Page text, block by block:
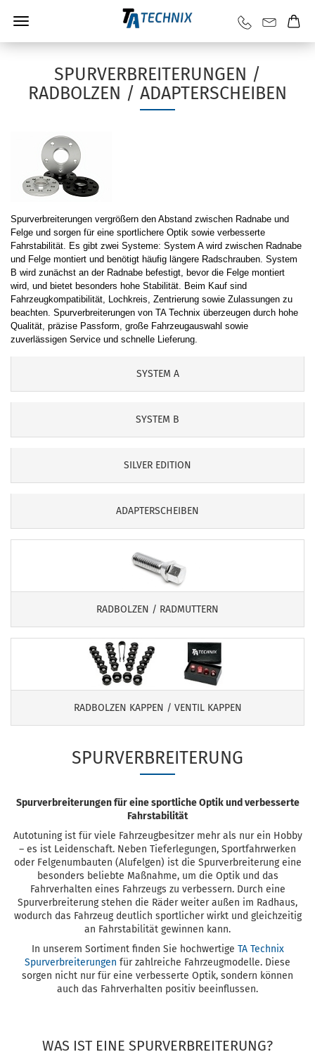
SPURVERBREITERUNGEN /
RADBOLZEN / ADAPTERSCHEIBEN
Spurverbreiterungen vergrößern den Abstand zwischen Radnabe und
Felge und sorgen für eine sportlichere Optik sowie verbesserte
Fahrstabilität. Es gibt zwei Systeme: System A wird zwischen Radnabe
und Felge montiert und benötigt häufig längere Radschrauben. System
B wird zunächst an der Radnabe befestigt, bevor die Felge montiert
wird, und bietet besonders hohe Stabilität. Beim Kauf sind
Fahrzeugkompatibilität, Lochkreis, Zentrierung sowie Zulassungen zu
beachten. Spurverbreiterungen von TA Technix überzeugen durch hohe
Qualität, präzise Passform, große Fahrzeugauswahl sowie
zuverlässigen Service und schnelle Lieferung.
SYSTEM A
SYSTEM B
SILVER EDITION
ADAPTERSCHEIBEN
RADBOLZEN / RADMUTTERN
RADBOLZEN KAPPEN / VENTIL KAPPEN
SPURVERBREITERUNG
Spurverbreiterungen für eine sportliche Optik und verbesserte
Fahrstabilität
Autotuning ist für viele Fahrzeugbesitzer mehr als nur ein Hobby
– es ist Leidenschaft. Neben Tieferlegungen, Sportfahrwerken
oder Felgenumbauten (Alufelgen) ist die Spurverbreiterung eine
besonders beliebte Maßnahme, um die Optik und das
Fahrverhalten eines Fahrzeugs zu verbessern. Durch eine
Spurverbreiterung stehen die Räder weiter außen im Radhaus,
wodurch das Fahrzeug deutlich sportlicher wirkt und gleichzeitig
an Fahrstabilität gewinnen kann.
In unserem Sortiment finden Sie hochwertige TA Technix
Spurverbreiterungen für zahlreiche Fahrzeugmodelle. Diese
sorgen nicht nur für eine verbesserte Optik, sondern können
auch das Fahrverhalten positiv beeinflussen.
WAS IST EINE SPURVERBREITERUNG?